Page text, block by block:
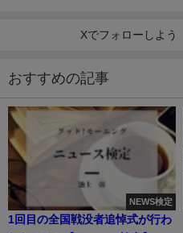
Xでフォローしよう
おすすめの記事
NEWS検定
1回目の全国戦没者追悼式が行わ